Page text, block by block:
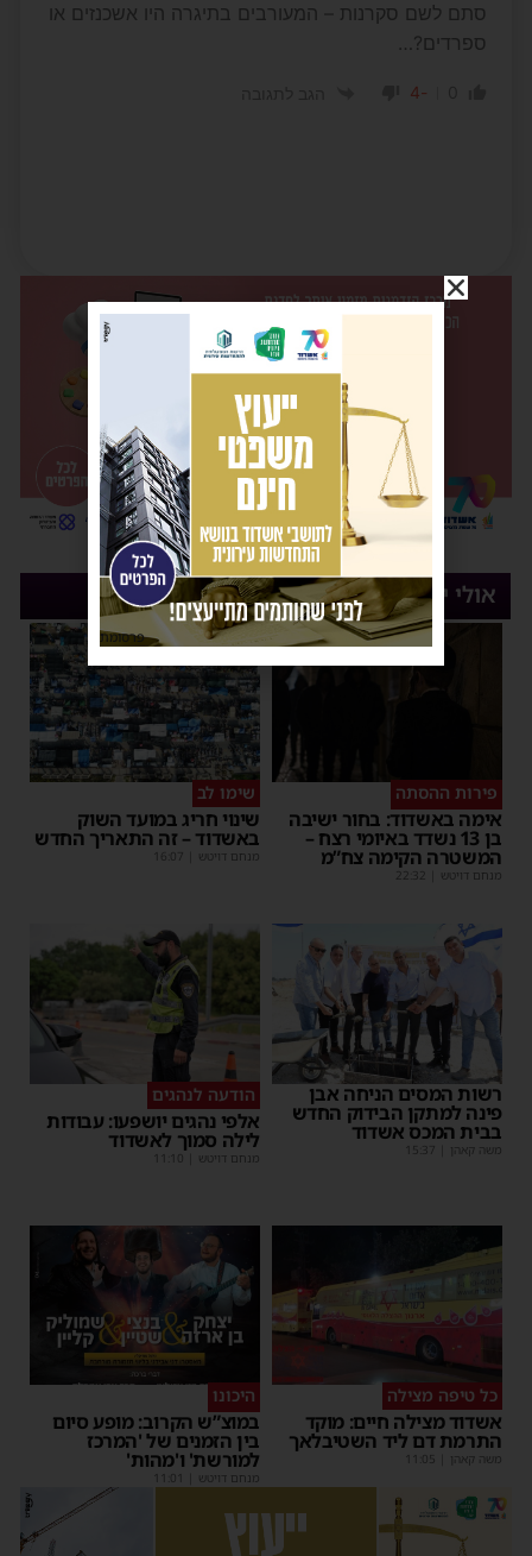
סתם לשם סקרנות – המעורבים בתיגרה היו אשכנזים או
ספרדים?…
-4
אולי יעניין אותך
פירות ההסתה
אימה באשדוד: בחור ישיבה
בן 13 נשדד באיומי רצח –
המשטרה הקימה צח”מ
מנחם דויטש 22:32
שימו לב
שינוי חריג במועד השוק
באשדוד – זה התאריך החדש
מנחם דויטש 16:07
רשות המסים הניחה אבן
פינה למתקן הבידוק החדש
בבית המכס אשדוד
משה קאהן 15:37
הודעה לנהגים
אלפי נהגים יושפעו: עבודות
לילה סמוך לאשדוד
מנחם דויטש 11:10
כל טיפה מצילה
אשדוד מצילה חיים: מוקד
התרמת דם ליד השטיבלאך
משה קאהן 11:05
היכונו
במוצ”ש הקרוב: מופע סיום
בין הזמנים של 'המרכז
למורשת' ו'מהות'
מנחם דויטש 11:01
פרסומת